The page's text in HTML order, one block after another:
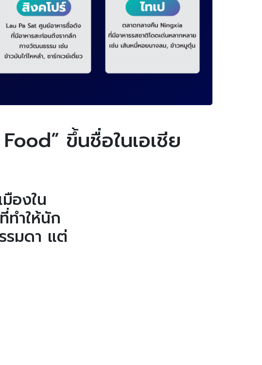
ขึ้นชื่อในเอเชีย
องใน
ทำให้นัก
รมดา แต่